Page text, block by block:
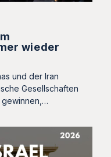
wieder
und der Iran
Gesellschaften
gewinnen,…